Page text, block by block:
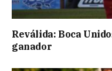
Reválida: Boca
ganador